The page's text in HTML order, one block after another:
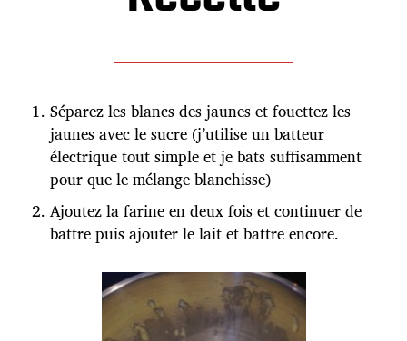
Séparez les blancs des jaunes et fouettez les
jaunes avec le sucre (j’utilise un batteur
électrique tout simple et je bats suffisamment
pour que le mélange blanchisse)
Ajoutez la farine en deux fois et continuer de
battre puis ajouter le lait et battre encore.